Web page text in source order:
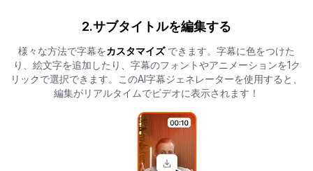
2.サブタイトルを編集する
様々な方法で字幕をカスタマイズ できます。字幕に色をつけた
り、絵文字を追加したり、字幕のフォントやアニメーションを1ク
リックで選択できます。このAI字幕ジェネレーターを使用すると、
編集がリアルタイムでビデオに表示されます！